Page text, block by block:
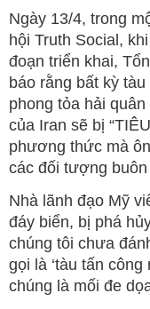
Ngày 13/4, trong
hội Truth Social,
đoạn triển khai,
báo rằng bất kỳ
phong tỏa hải
của Iran sẽ bị
phương thức mà
các đối tượng
Nhà lãnh đạo Mỹ
đáy biển, bị phá
chúng tôi chưa
gọi là ‘tàu tấn
chúng là mối đe